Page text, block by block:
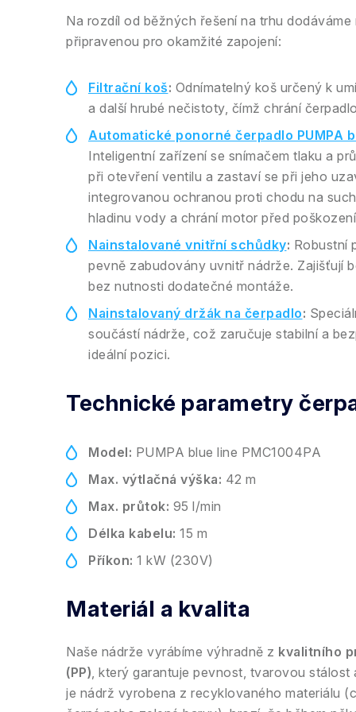
Na rozdíl od běžných řešení na trhu
připravenou pro okamžité zapojení:
Filtrační koš: Odnímatelný koš určený k
a další hrubé nečistoty, čímž chrání
Automatické ponorné čerpadlo PUMPA
Inteligentní zařízení se snímačem tlaku a
při otevření ventilu a zastaví se při jeho
integrovanou ochranou proti chodu na
hladinu vody a chrání motor před
Nainstalované vnitřní schůdky: Robustní
pevně zabudovány uvnitř nádrže. Zajišťují
bez nutnosti dodatečné montáže.
Nainstalovaný držák na čerpadlo:
součástí nádrže, což zaručuje stabilní a
ideální pozici.
Technické parametry
Model: PUMPA blue line PMC1004PA
Max. výtlačná výška: 42 m
Max. průtok: 95 l/min
Délka kabelu: 15 m
Příkon: 1 kW (230V)
Materiál a kvalita
Naše nádrže vyrábíme výhradně z kvalitního
(PP), který garantuje pevnost, tvarovou
je nádrž vyrobena z recyklovaného materiálu